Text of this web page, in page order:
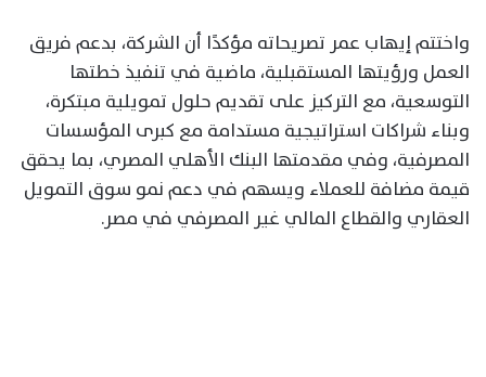
واختتم إيهاب عمر تصريحاته مؤكدًا أن الشركة، بدعم فريق
العمل ورؤيتها المستقبلية، ماضية في تنفيذ خطتها
التوسعية، مع التركيز على تقديم حلول تمويلية مبتكرة،
وبناء شراكات استراتيجية مستدامة مع كبرى المؤسسات
المصرفية، وفي مقدمتها البنك الأهلي المصري، بما يحقق
قيمة مضافة للعملاء ويسهم في دعم نمو سوق التمويل
العقاري والقطاع المالي غير المصرفي في مصر.